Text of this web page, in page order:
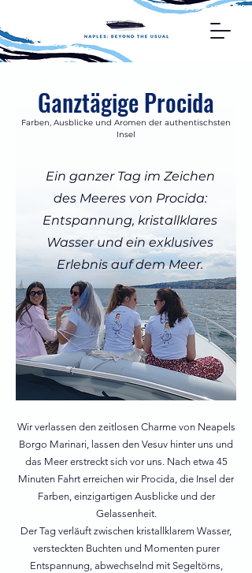
Ganztägige Procida
Farben, Ausblicke und Aromen der authentischsten
Insel
Ein ganzer Tag im Zeichen
des Meeres von Procida:
Entspannung, kristallklares
Wasser und ein exklusives
Erlebnis auf dem Meer.
Wir verlassen den zeitlosen Charme von Neapels
Borgo Marinari, lassen den Vesuv hinter uns und
das Meer erstreckt sich vor uns. Nach etwa 45
Minuten Fahrt erreichen wir Procida, die Insel der
Farben, einzigartigen Ausblicke und der
Gelassenheit.
Der Tag verläuft zwischen kristallklarem Wasser,
versteckten Buchten und Momenten purer
Entspannung, abwechselnd mit Segeltörns,